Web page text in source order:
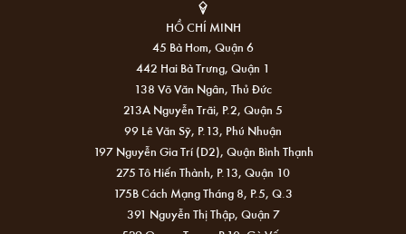
HỒ CHÍ MINH
45 Bà Hom, Quận 6
442 Hai Bà Trưng, Quận 1
138 Võ Văn Ngân, Thủ Đức
213A Nguyễn Trãi, P.2, Quận 5
99 Lê Văn Sỹ, P.13, Phú Nhuận
197 Nguyễn Gia Trí (D2), Quận Bình Thạnh
275 Tô Hiến Thành, P.13, Quận 10
175B Cách Mạng Tháng 8, P.5, Q.3
391 Nguyễn Thị Thập, Quận 7